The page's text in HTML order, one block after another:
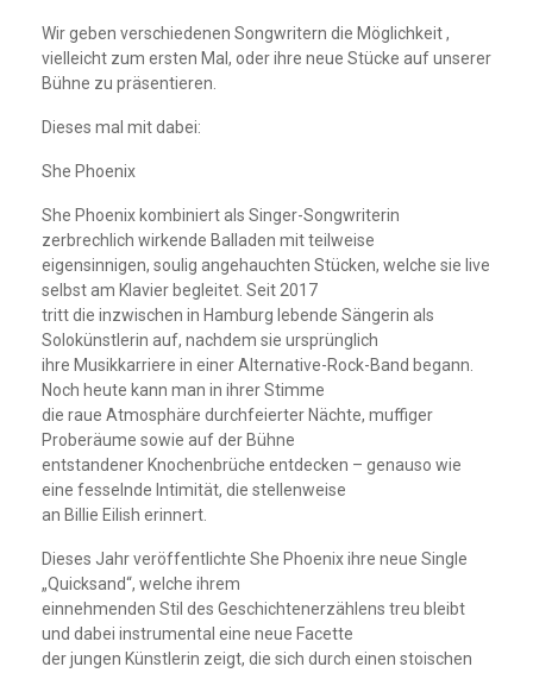
Wir geben verschiedenen Songwritern die Möglichkeit ,
vielleicht zum ersten Mal, oder ihre neue Stücke auf unserer
Bühne zu präsentieren.
Dieses mal mit dabei:
She Phoenix
She Phoenix kombiniert als Singer-Songwriterin
zerbrechlich wirkende Balladen mit teilweise
eigensinnigen, soulig angehauchten Stücken, welche sie live
selbst am Klavier begleitet. Seit 2017
tritt die inzwischen in Hamburg lebende Sängerin als
Solokünstlerin auf, nachdem sie ursprünglich
ihre Musikkarriere in einer Alternative-Rock-Band begann.
Noch heute kann man in ihrer Stimme
die raue Atmosphäre durchfeierter Nächte, muffiger
Proberäume sowie auf der Bühne
entstandener Knochenbrüche entdecken – genauso wie
eine fesselnde Intimität, die stellenweise
an Billie Eilish erinnert.
Dieses Jahr veröffentlichte She Phoenix ihre neue Single
„Quicksand“, welche ihrem
einnehmenden Stil des Geschichtenerzählens treu bleibt
und dabei instrumental eine neue Facette
der jungen Künstlerin zeigt, die sich durch einen stoischen